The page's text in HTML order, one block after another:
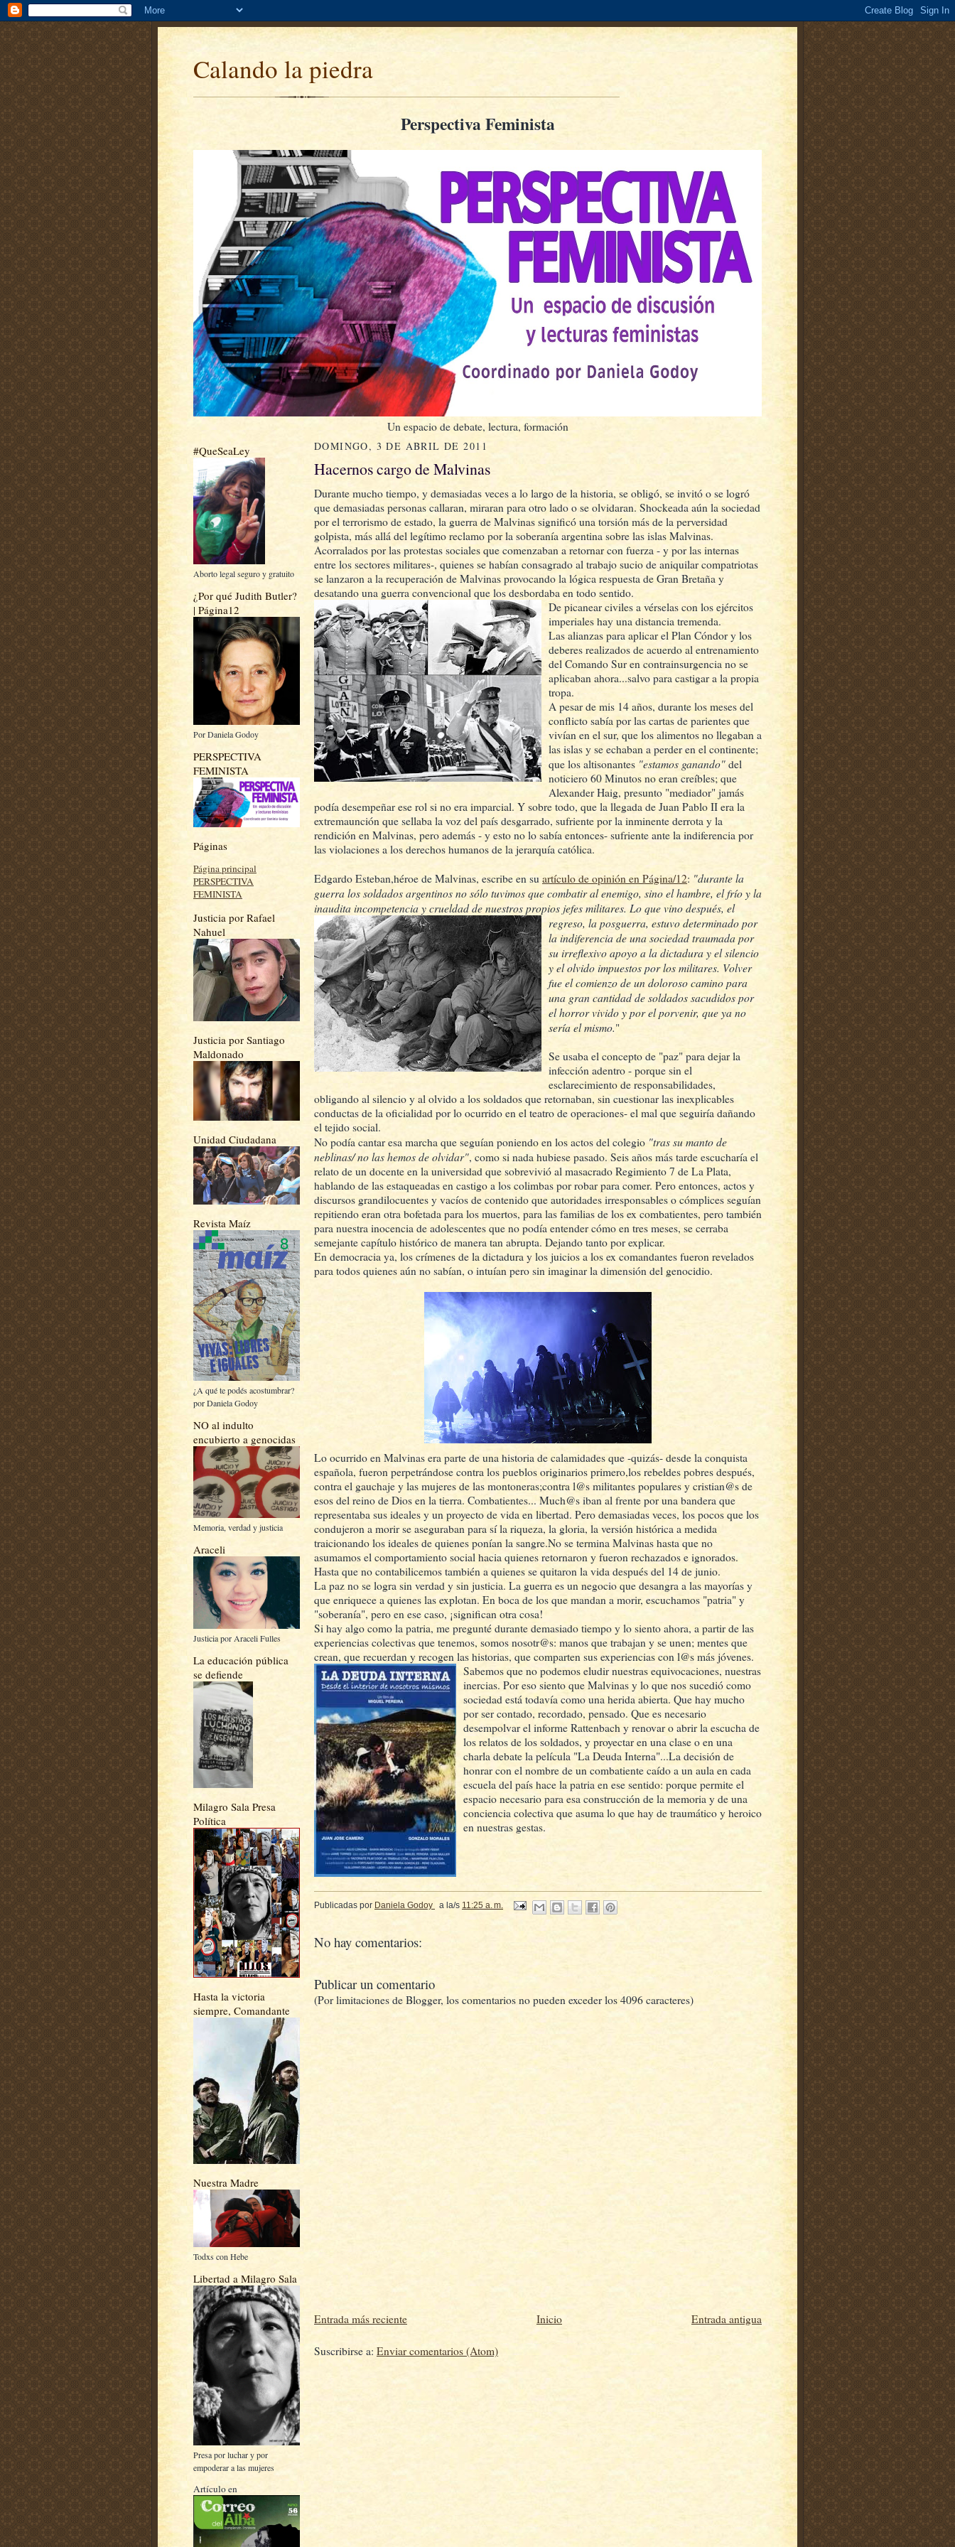
Calando la piedra
Perspectiva Feminista
Un espacio de debate, lectura, formación
#QueSeaLey
Aborto legal seguro y gratuito
¿Por qué Judith Butler?
| Página12
Por Daniela Godoy
PERSPECTIVA
FEMINISTA
Páginas
Página principal
PERSPECTIVA
FEMINISTA
Justicia por Rafael
Nahuel
Justicia por Santiago
Maldonado
Unidad Ciudadana
Revista Maíz
¿A qué te podés acostumbrar?
por Daniela Godoy
NO al indulto
encubierto a genocidas
Memoria, verdad y justicia
Araceli
Justicia por Araceli Fulles
La educación pública
se defiende
Milagro Sala Presa
Política
Hasta la victoria
siempre, Comandante
Nuestra Madre
Todxs con Hebe
Libertad a Milagro Sala
Presa por luchar y por
empoderar a las mujeres
Artículo en
DOMINGO, 3 DE ABRIL DE 2011
Hacernos cargo de Malvinas
Durante mucho tiempo, y demasiadas veces a lo largo de la historia, se obligó, se invitó o se logró
que demasiadas personas callaran, miraran para otro lado o se olvidaran. Shockeada aún la sociedad
por el terrorismo de estado, la guerra de Malvinas significó una torsión más de la perversidad
golpista, más allá del legítimo reclamo por la soberanía argentina sobre las islas Malvinas.
Acorralados por las protestas sociales que comenzaban a retornar con fuerza - y por las internas
entre los sectores militares-, quienes se habían consagrado al trabajo sucio de aniquilar compatriotas
se lanzaron a la recuperación de Malvinas provocando la lógica respuesta de Gran Bretaña y
desatando una guerra convencional que los desbordaba en todo sentido.
De picanear civiles a vérselas con los ejércitos
imperiales hay una distancia tremenda.
Las alianzas para aplicar el Plan Cóndor y los
deberes realizados de acuerdo al entrenamiento
del Comando Sur en contrainsurgencia no se
aplicaban ahora...salvo para castigar a la propia
tropa.
A pesar de mis 14 años, durante los meses del
conflicto sabía por las cartas de parientes que
vivían en el sur, que los alimentos no llegaban a
las islas y se echaban a perder en el continente;
que los altisonantes "estamos ganando" del
noticiero 60 Minutos no eran creíbles; que
Alexander Haig, presunto "mediador" jamás
podía desempeñar ese rol si no era imparcial. Y sobre todo, que la llegada de Juan Pablo II era la
extremaunción que sellaba la voz del país desgarrado, sufriente por la inminente derrota y la
rendición en Malvinas, pero además - y esto no lo sabía entonces- sufriente ante la indiferencia por
las violaciones a los derechos humanos de la jerarquía católica.
Edgardo Esteban,héroe de Malvinas, escribe en su artículo de opinión en Página/12: "durante la
guerra los soldados argentinos no sólo tuvimos que combatir al enemigo, sino el hambre, el frío y la
inaudita incompetencia y crueldad de nuestros propios jefes militares. Lo que vino después, el
regreso, la posguerra, estuvo determinado por
la indiferencia de una sociedad traumada por
su irreflexivo apoyo a la dictadura y el silencio
y el olvido impuestos por los militares. Volver
fue el comienzo de un doloroso camino para
una gran cantidad de soldados sacudidos por
el horror vivido y por el porvenir, que ya no
sería el mismo."
Se usaba el concepto de "paz" para dejar la
infección adentro - porque sin el
esclarecimiento de responsabilidades,
obligando al silencio y al olvido a los soldados que retornaban, sin cuestionar las inexplicables
conductas de la oficialidad por lo ocurrido en el teatro de operaciones- el mal que seguiría dañando
el tejido social.
No podía cantar esa marcha que seguían poniendo en los actos del colegio "tras su manto de
neblinas/ no las hemos de olvidar", como si nada hubiese pasado. Seis años más tarde escucharía el
relato de un docente en la universidad que sobrevivió al masacrado Regimiento 7 de La Plata,
hablando de las estaqueadas en castigo a los colimbas por robar para comer. Pero entonces, actos y
discursos grandilocuentes y vacíos de contenido que autoridades irresponsables o cómplices seguían
repitiendo eran otra bofetada para los muertos, para las familias de los ex combatientes, pero también
para nuestra inocencia de adolescentes que no podía entender cómo en tres meses, se cerraba
semejante capítulo histórico de manera tan abrupta. Dejando tanto por explicar.
En democracia ya, los crímenes de la dictadura y los juicios a los ex comandantes fueron revelados
para todos quienes aún no sabían, o intuían pero sin imaginar la dimensión del genocidio.
Lo ocurrido en Malvinas era parte de una historia de calamidades que -quizás- desde la conquista
española, fueron perpetrándose contra los pueblos originarios primero,los rebeldes pobres después,
contra el gauchaje y las mujeres de las montoneras;contra l@s militantes populares y cristian@s de
esos del reino de Dios en la tierra. Combatientes... Much@s iban al frente por una bandera que
representaba sus ideales y un proyecto de vida en libertad. Pero demasiadas veces, los pocos que los
condujeron a morir se aseguraban para sí la riqueza, la gloria, la versión histórica a medida
traicionando los ideales de quienes ponían la sangre.No se termina Malvinas hasta que no
asumamos el comportamiento social hacia quienes retornaron y fueron rechazados e ignorados.
Hasta que no contabilicemos también a quienes se quitaron la vida después del 14 de junio.
La paz no se logra sin verdad y sin justicia. La guerra es un negocio que desangra a las mayorías y
que enriquece a quienes las explotan. En boca de los que mandan a morir, escuchamos "patria" y
"soberanía", pero en ese caso, ¡significan otra cosa!
Si hay algo como la patria, me pregunté durante demasiado tiempo y lo siento ahora, a partir de las
experiencias colectivas que tenemos, somos nosotr@s: manos que trabajan y se unen; mentes que
crean, que recuerdan y recogen las historias, que comparten sus experiencias con l@s más jóvenes.
Sabemos que no podemos eludir nuestras equivocaciones, nuestras
inercias. Por eso siento que Malvinas y lo que nos sucedió como
sociedad está todavía como una herida abierta. Que hay mucho
por ser contado, recordado, pensado. Que es necesario
desempolvar el informe Rattenbach y renovar o abrir la escucha de
los relatos de los soldados, y proyectar en una clase o en una
charla debate la película "La Deuda Interna"...La decisión de
honrar con el nombre de un combatiente caído a un aula en cada
escuela del país hace la patria en ese sentido: porque permite el
espacio necesario para esa construcción de la memoria y de una
conciencia colectiva que asuma lo que hay de traumático y heroico
en nuestras gestas.
Publicadas por Daniela Godoy a la/s 11:25 a. m.
No hay comentarios:
Publicar un comentario
(Por limitaciones de Blogger, los comentarios no pueden exceder los 4096 caracteres)
Entrada más reciente Entrada antigua
Inicio
Suscribirse a: Enviar comentarios (Atom)